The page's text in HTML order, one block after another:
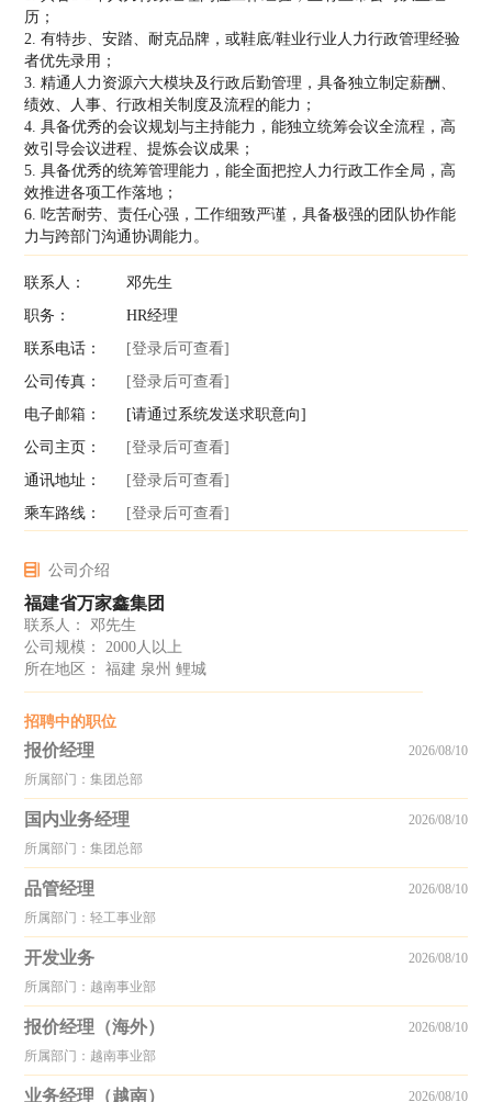
历；
2. 有特步、安踏、耐克品牌，或鞋底/鞋业行业人力行政管理经验
者优先录用；
3. 精通人力资源六大模块及行政后勤管理，具备独立制定薪酬、
绩效、人事、行政相关制度及流程的能力；
4. 具备优秀的会议规划与主持能力，能独立统筹会议全流程，高
效引导会议进程、提炼会议成果；
5. 具备优秀的统筹管理能力，能全面把控人力行政工作全局，高
效推进各项工作落地；
6. 吃苦耐劳、责任心强，工作细致严谨，具备极强的团队协作能
力与跨部门沟通协调能力。
联系人：
邓先生
职务：
HR经理
联系电话：
[登录后可查看]
公司传真：
[登录后可查看]
电子邮箱：
[请通过系统发送求职意向]
公司主页：
[登录后可查看]
通讯地址：
[登录后可查看]
乘车路线：
[登录后可查看]
公司介绍
福建省万家鑫集团
联系人： 邓先生
公司规模： 2000人以上
所在地区： 福建 泉州 鲤城
招聘中的职位
报价经理
所属部门：集团总部
2026/08/10
国内业务经理
所属部门：集团总部
2026/08/10
品管经理
所属部门：轻工事业部
2026/08/10
开发业务
所属部门：越南事业部
2026/08/10
报价经理（海外）
所属部门：越南事业部
2026/08/10
业务经理（越南） 2026/08/10